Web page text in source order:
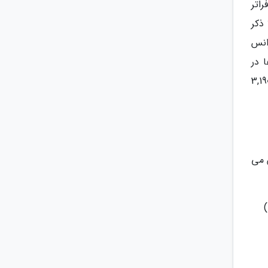
در
شروع می شود؛ به عنوان مثال، تورهای ترکیبی منطقه شینگن (اسپانیا، فرانسه، ایتالیا) از 3,190
می